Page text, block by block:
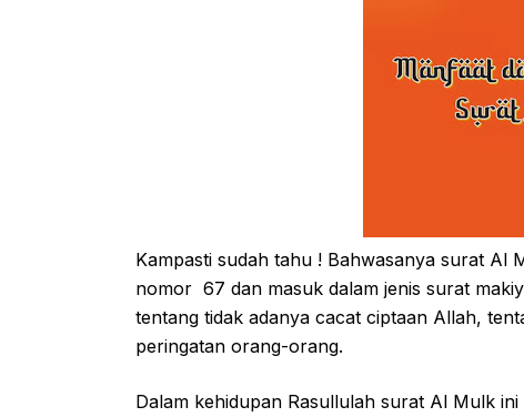
Kampasti sudah tahu ! Bahwasanya surat Al
nomor 67 dan masuk dalam jenis surat
tentang tidak adanya cacat ciptaan Allah,
peringatan orang-orang.
Dalam kehidupan Rasullulah surat Al Mulk